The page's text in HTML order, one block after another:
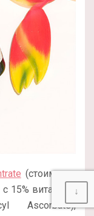
(стоимость
15% витамина
Ascorbate),
↓